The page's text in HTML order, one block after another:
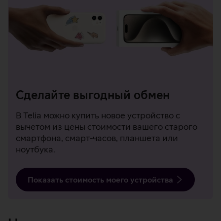
Сделайте выгодный обмен
В Telia можно купить новое устройство с
вычетом из цены стоимости вашего старого
смартфона, смарт-часов, планшета или
ноутбука.
Показать стоимость моего устройства